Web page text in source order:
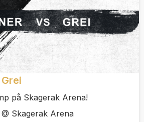
på Skagerak Arena!
Skagerak Arena